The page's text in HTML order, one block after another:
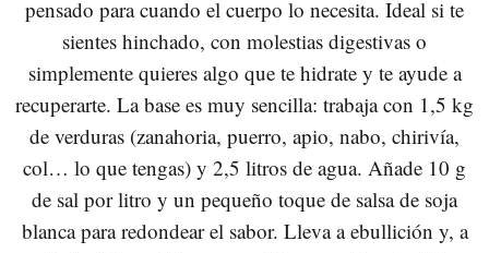
pensado para cuando el cuerpo lo necesita. Ideal si te
sientes hinchado, con molestias digestivas o
simplemente quieres algo que te hidrate y te ayude a
recuperarte. La base es muy sencilla: trabaja con 1,5 kg
de verduras (zanahoria, puerro, apio, nabo, chirivía,
col… lo que tengas) y 2,5 litros de agua. Añade 10 g
de sal por litro y un pequeño toque de salsa de soja
blanca para redondear el sabor. Lleva a ebullición y, a